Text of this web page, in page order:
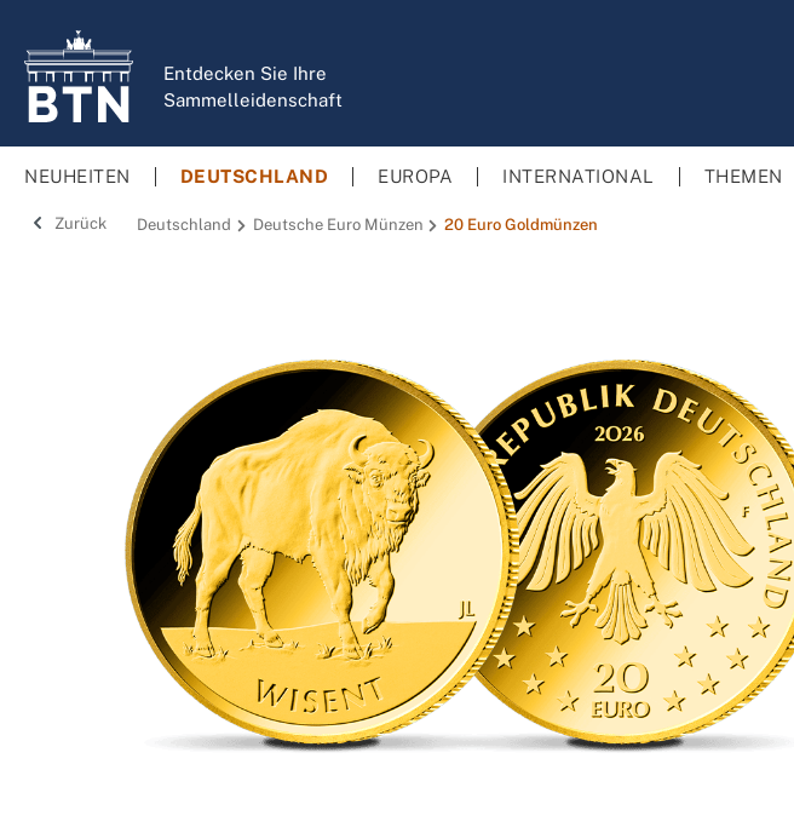
Entdecken Sie Ihre
Sammelleidenschaft
NEUHEITEN DEUTSCHLAND EUROPA INTERNATIONAL THEMEN
Zurück Deutschland Deutsche Euro Münzen 20 Euro Goldmünzen